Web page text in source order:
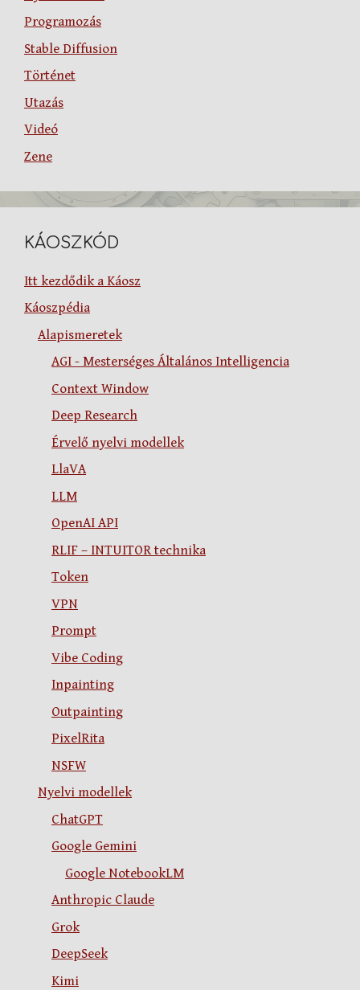
Programozás
Stable Diffusion
Történet
Utazás
Videó
Zene
KÁOSZKÓD
Itt kezdődik a Káosz
Káoszpédia
Alapismeretek
AGI - Mesterséges Általános Intelligencia
Context Window
Deep Research
Érvelő nyelvi modellek
LlaVA
LLM
OpenAI API
RLIF – INTUITOR technika
Token
VPN
Prompt
Vibe Coding
Inpainting
Outpainting
PixelRita
NSFW
Nyelvi modellek
ChatGPT
Google Gemini
Google NotebookLM
Anthropic Claude
Grok
DeepSeek
Kimi